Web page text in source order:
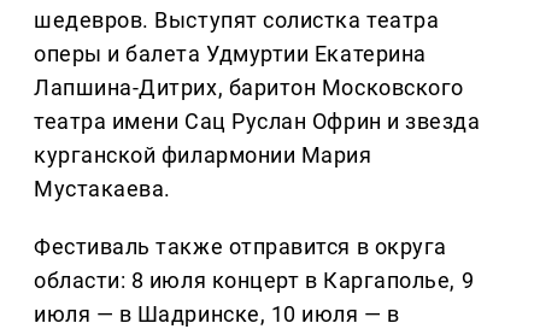
шедевров. Выступят солистка театра
оперы и балета Удмуртии Екатерина
Лапшина-Дитрих, баритон Московского
театра имени Сац Руслан Офрин и звезда
курганской филармонии Мария
Мустакаева.
Фестиваль также отправится в округа
области: 8 июля концерт в Каргаполье, 9
июля — в Шадринске, 10 июля — в